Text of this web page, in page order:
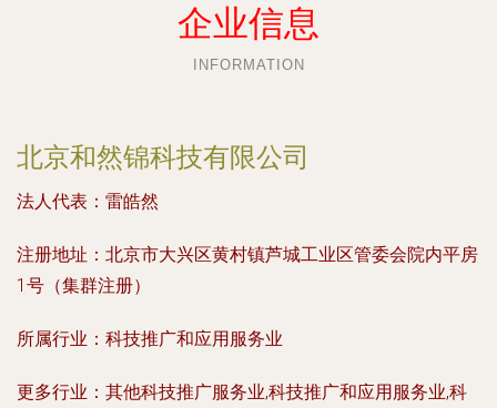
企业信息
INFORMATION
北京和然锦科技有限公司
法人代表： 雷皓然
注册地址： 北京市大兴区黄村镇芦城工业区管委会院内平房
1号（集群注册）
所属行业： 科技推广和应用服务业
更多行业： 其他科技推广服务业,科技推广和应用服务业,科